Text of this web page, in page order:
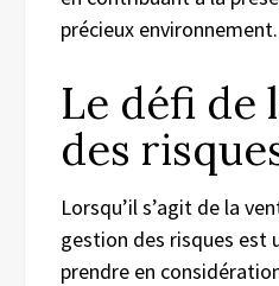
précieux environnement.
Le défi de
des
Lorsqu’il s’agit de la
gestion des risques est
prendre en